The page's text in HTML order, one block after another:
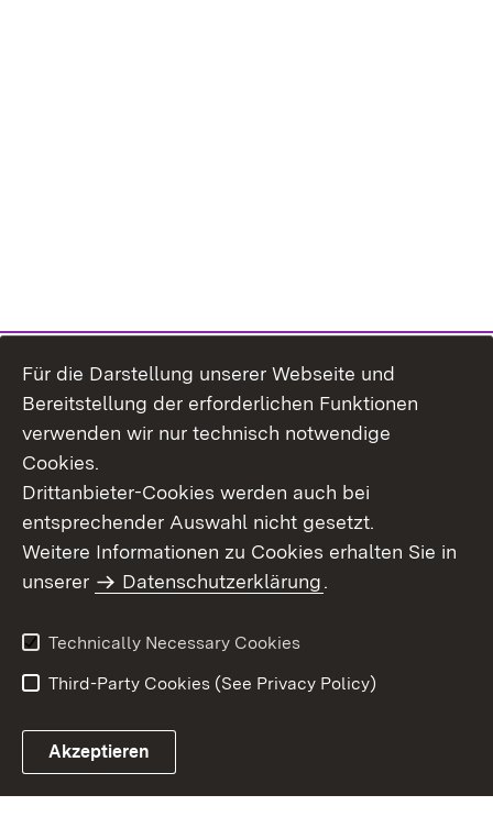
Site Map
Contact Us
Imprint
Data Protection
Accessibility
Für die Darstellung unserer Webseite und
Bereitstellung der erforderlichen Funktionen
verwenden wir nur technisch notwendige
Cookies.
Drittanbieter-Cookies werden auch bei
entsprechender Auswahl nicht gesetzt.
Weitere Informationen zu Cookies erhalten Sie in
unserer
Datenschutzerklärung.
Technically Necessary Cookies
Third-Party Cookies (See Privacy Policy)
Akzeptieren